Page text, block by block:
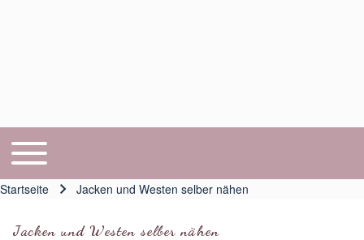
Hauptnavigation
Toggle main menu
Startseite Jacken und Westen selber nähen
Jacken und Westen selber nähen